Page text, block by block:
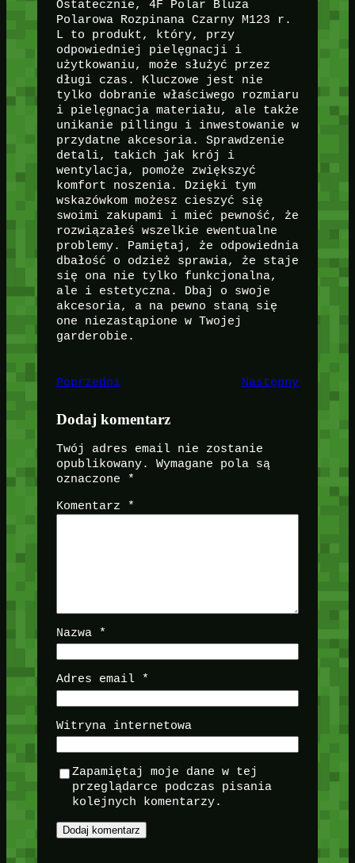
Ostatecznie, 4F Polar Bluza
Polarowa Rozpinana Czarny M123 r.
L to produkt, który, przy
odpowiedniej pielęgnacji i
użytkowaniu, może służyć przez
długi czas. Kluczowe jest nie
tylko dobranie właściwego rozmiaru
i pielęgnacja materiału, ale także
unikanie pillingu i inwestowanie w
przydatne akcesoria. Sprawdzenie
detali, takich jak krój i
wentylacja, pomoże zwiększyć
komfort noszenia. Dzięki tym
wskazówkom możesz cieszyć się
swoimi zakupami i mieć pewność, że
rozwiązałeś wszelkie ewentualne
problemy. Pamiętaj, że odpowiednia
dbałość o odzież sprawia, że staje
się ona nie tylko funkcjonalna,
ale i estetyczna. Dbaj o swoje
akcesoria, a na pewno staną się
one niezastąpione w Twojej
garderobie.
Poprzedni Następny
Dodaj komentarz
Twój adres email nie zostanie
opublikowany.
Wymagane pola są
oznaczone
*
Komentarz *
Nazwa *
Adres email *
Witryna internetowa
Zapamiętaj moje dane w tej
przeglądarce podczas pisania
kolejnych komentarzy.